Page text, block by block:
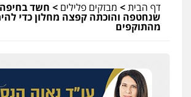
דף הבית> מבזקים פלילים > חשד
שנחטפה והוכתה קפצה מחלון כדי
מהתוקפים